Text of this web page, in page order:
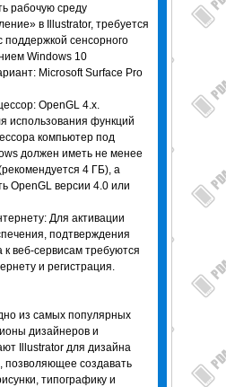
рабочую среду
в Illustrator, требуется
сенсорного
Windows 10
Microsoft Surface Pro
OpenGL 4.x.
использования функций
компьютер под
должен иметь не менее
4 ГБ), а
OpenGL версии 4.0 или
Для активации
подтверждения
к веб-сервисам требуются
и регистрация.
из самых популярных
дизайнеров и
Illustrator для дизайна
позволяющее создавать
типографику и